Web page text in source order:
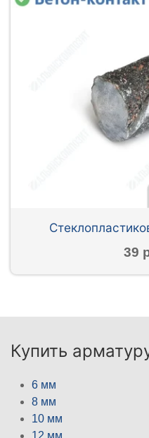
39
Купить
6 мм
8 мм
10 мм
12 мм